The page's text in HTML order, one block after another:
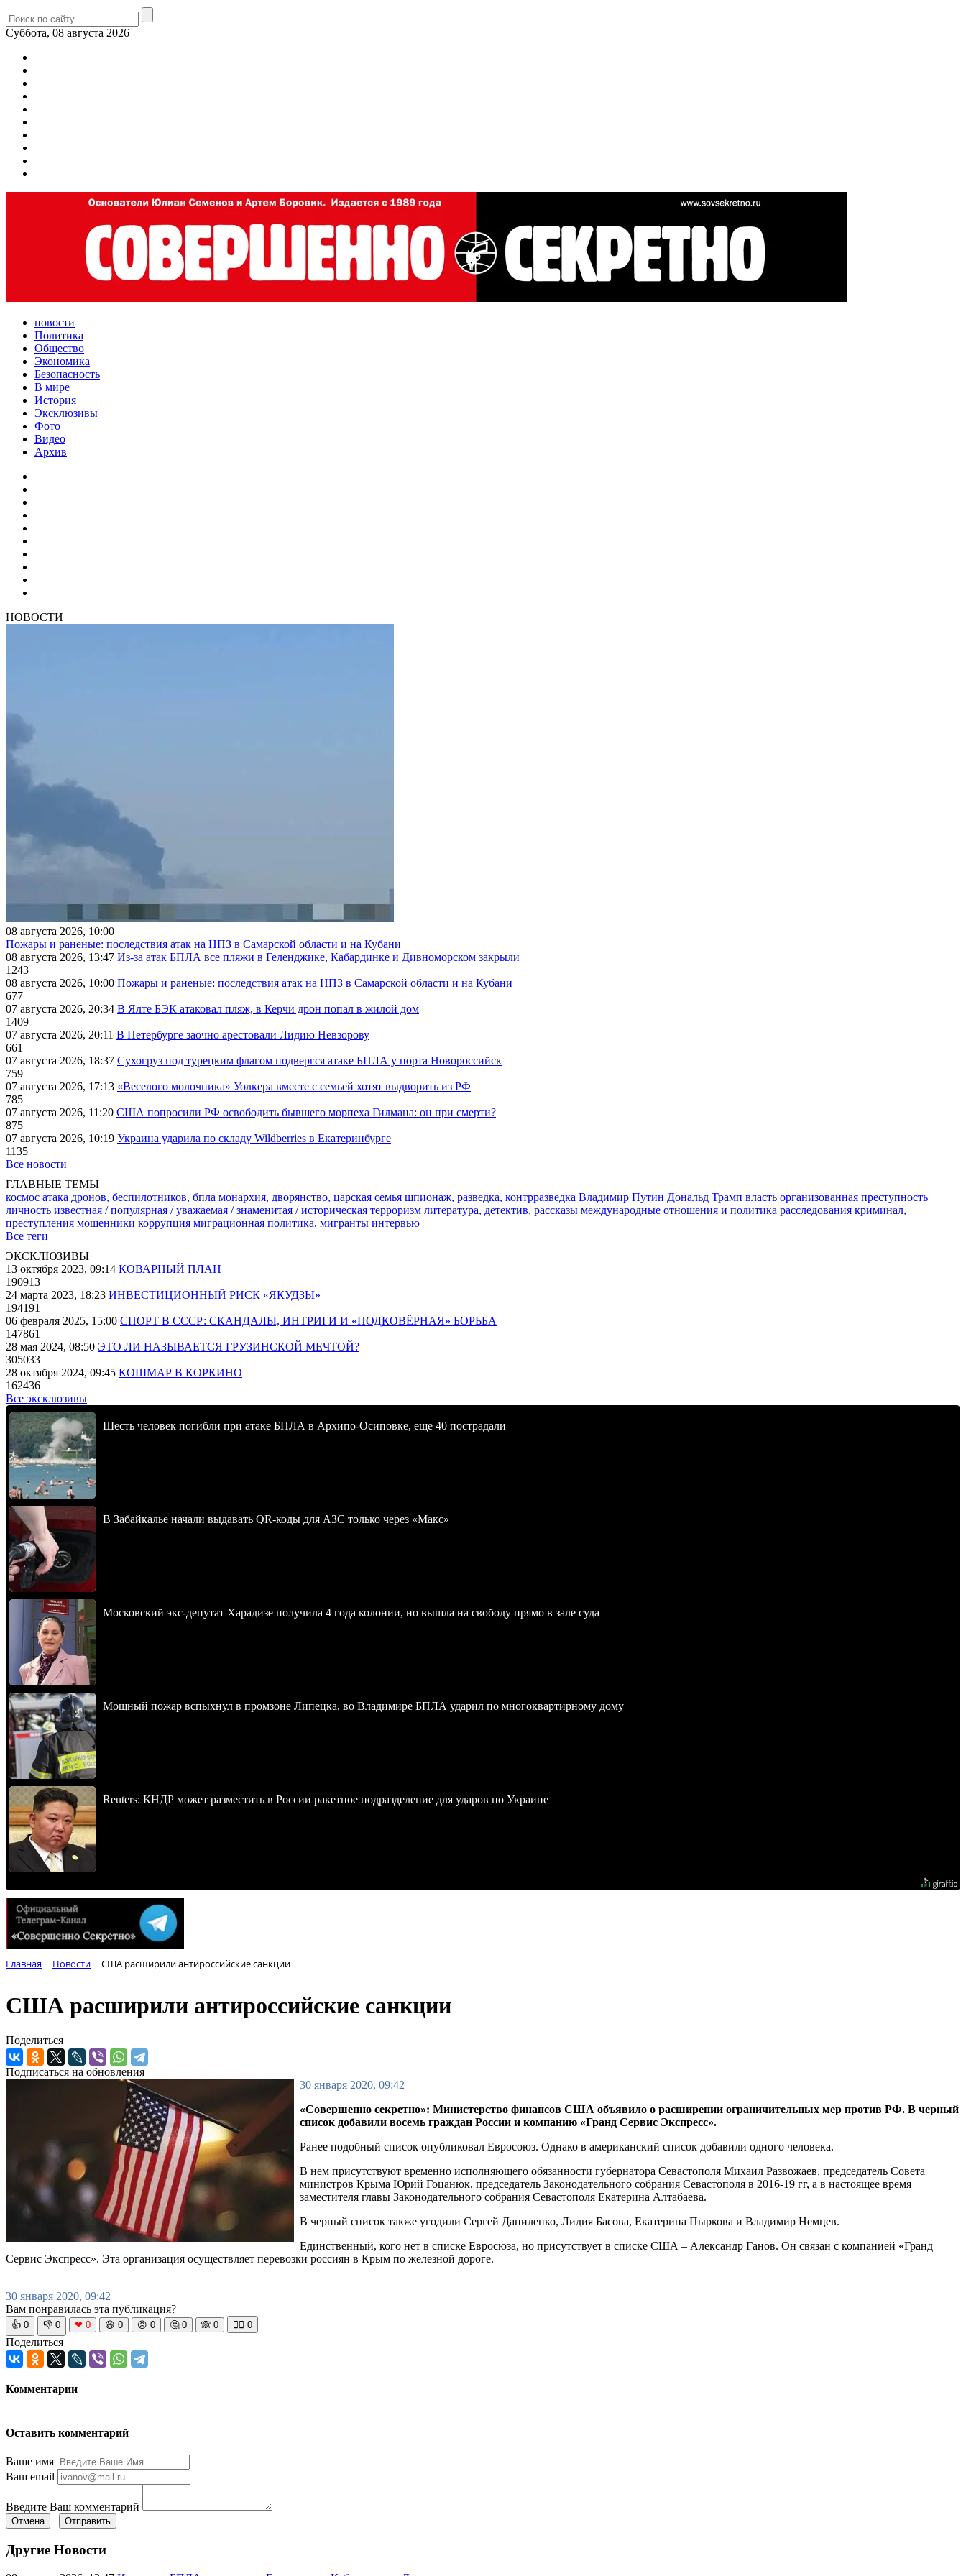
Суббота, 08 августа 2026
новости
Политика
Общество
Экономика
Безопасность
В мире
История
Эксклюзивы
Фото
Видео
Архив
НОВОСТИ
08 августа 2026, 10:00
Пожары и раненые: последствия атак на НПЗ в Самарской области и на Кубани
08 августа 2026, 13:47 Из-за атак БПЛА все пляжи в Геленджике, Кабардинке и Дивноморском закрыли
1243
08 августа 2026, 10:00 Пожары и раненые: последствия атак на НПЗ в Самарской области и на Кубани
677
07 августа 2026, 20:34 В Ялте БЭК атаковал пляж, в Керчи дрон попал в жилой дом
1409
07 августа 2026, 20:11 В Петербурге заочно арестовали Лидию Невзорову
661
07 августа 2026, 18:37 Сухогруз под турецким флагом подвергся атаке БПЛА у порта Новороссийск
759
07 августа 2026, 17:13 «Веселого молочника» Уолкера вместе с семьей хотят выдворить из РФ
785
07 августа 2026, 11:20 США попросили РФ освободить бывшего морпеха Гилмана: он при смерти?
875
07 августа 2026, 10:19 Украина ударила по складу Wildberries в Екатеринбурге
1135
Все новости
ГЛАВНЫЕ ТЕМЫ
космос атака дронов, беспилотников, бпла монархия, дворянство, царская семья шпионаж, разведка, контрразведка Владимир Путин Дональд Трамп власть организованная преступность
личность известная / популярная / уважаемая / знаменитая / историческая терроризм литература, детектив, рассказы международные отношения и политика расследования криминал,
преступления мошенники коррупция миграционная политика, мигранты интервью
Все теги
ЭКСКЛЮЗИВЫ
13 октября 2023, 09:14 КОВАРНЫЙ ПЛАН
190913
24 марта 2023, 18:23 ИНВЕСТИЦИОННЫЙ РИСК «ЯКУДЗЫ»
194191
06 февраля 2025, 15:00 СПОРТ В СССР: СКАНДАЛЫ, ИНТРИГИ И «ПОДКОВЁРНАЯ» БОРЬБА
147861
28 мая 2024, 08:50 ЭТО ЛИ НАЗЫВАЕТСЯ ГРУЗИНСКОЙ МЕЧТОЙ?
305033
28 октября 2024, 09:45 КОШМАР В КОРКИНО
162436
Все эксклюзивы
Шесть человек погибли при атаке БПЛА в Архипо-Осиповке, еще 40 пострадали
В Забайкалье начали выдавать QR-коды для АЗС только через «Макс»
Московский экс-депутат Харадизе получила 4 года колонии, но вышла на свободу прямо в зале суда
Мощный пожар вспыхнул в промзоне Липецка, во Владимире БПЛА ударил по многоквартирному дому
Reuters: КНДР может разместить в России ракетное подразделение для ударов по Украине
Главная Новости США расширили антироссийские санкции
США расширили антироссийские санкции
Поделиться
Подписаться на обновления
30 января 2020, 09:42
«Совершенно секретно»: Министерство финансов США объявило о расширении ограничительных мер против РФ. В черный
список добавили восемь граждан России и компанию «Гранд Сервис Экспресс».
Ранее подобный список опубликовал Евросоюз. Однако в американский список добавили одного человека.
В нем присутствуют временно исполняющего обязанности губернатора Севастополя Михаил Развожаев, председатель Совета
министров Крыма Юрий Гоцанюк, председатель Законодательного собрания Севастополя в 2016-19 гг, а в настоящее время
заместителя главы Законодательного собрания Севастополя Екатерина Алтабаева.
В черный список также угодили Сергей Даниленко, Лидия Басова, Екатерина Пыркова и Владимир Немцев.
Единственный, кого нет в списке Евросюза, но присутствует в списке США – Александр Ганов. Он связан с компанией «Гранд
Сервис Экспресс». Эта организация осуществляет перевозки россиян в Крым по железной дороге.
30 января 2020, 09:42
Вам понравилась эта публикация?
👍 0 👎 0 ❤ 0 😆 0 😡 0 🤔 0 🙈 0 🧘‍♀️ 0
Поделиться
Комментарии
Оставить комментарий
Ваше имя
Ваш email
Введите Ваш комментарий
Отмена Отправить
Другие Новости